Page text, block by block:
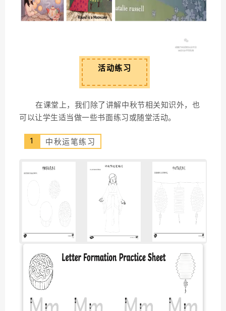
03
活动练习
在课堂上，我们除了讲解中秋节相关知识外，也
可以让学生适当做一些书面练习或随堂活动。
1 中秋运笔练习